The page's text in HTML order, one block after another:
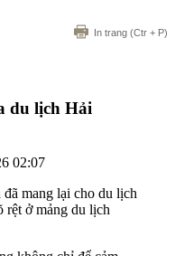
In trang (Ctr + P)
du lịch Hải
02:07
mang lại cho du lịch
rệt ở mảng du lịch